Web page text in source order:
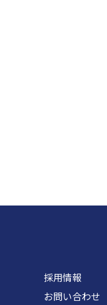
採用情報
お問い合わせ